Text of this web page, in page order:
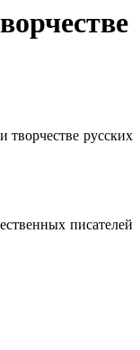
русских
писателей